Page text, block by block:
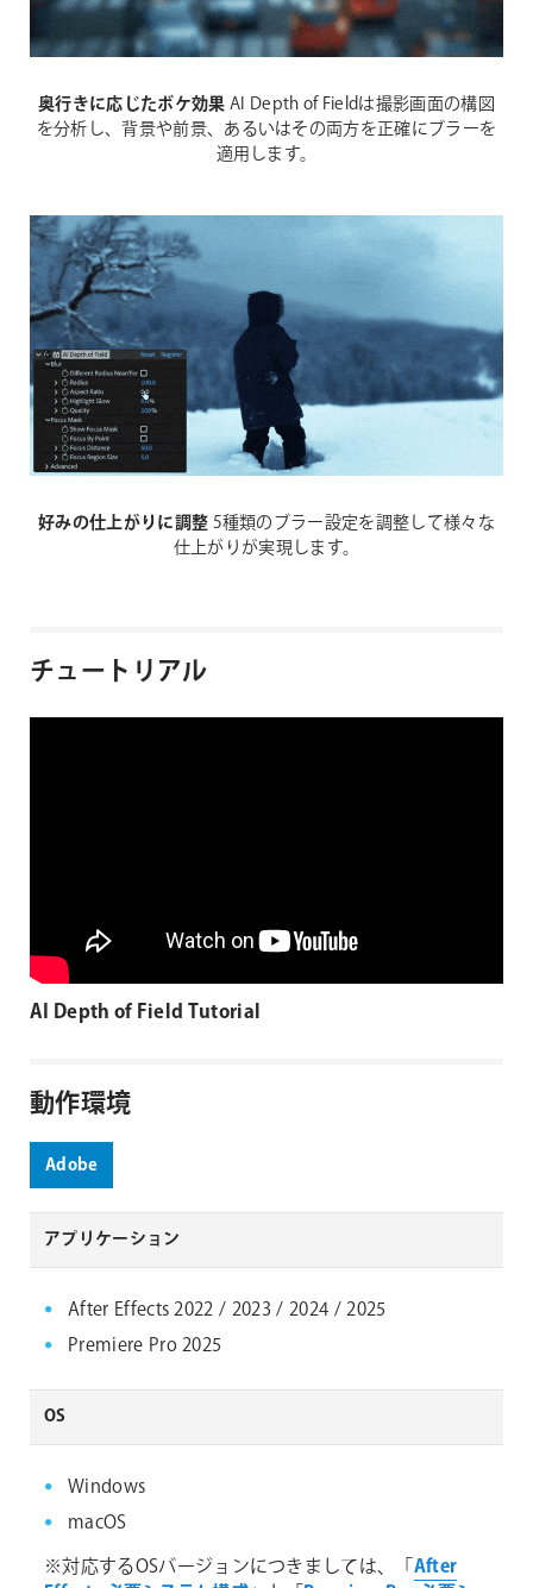
奥行きに応じたボケ効果 AI Depth of Fieldは撮影画面の構図
を分析し、背景や前景、あるいはその両方を正確にブラーを
適用します。
好みの仕上がりに調整 5種類のブラー設定を調整して様々な
仕上がりが実現します。
チュートリアル
AI Depth of Field Tutorial
動作環境
Adobe
アプリケーション
After Effects 2022 / 2023 / 2024 / 2025
Premiere Pro 2025
OS
Windows
macOS
※対応するOSバージョンにつきましては、「 After